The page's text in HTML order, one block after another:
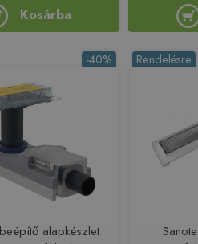
Kosárba
-40%
alapkészlet
Rendelésre